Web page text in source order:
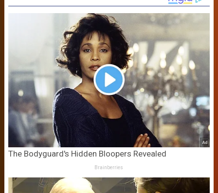
The Bodyguard's Hidden Bloopers Revealed
Brainberries